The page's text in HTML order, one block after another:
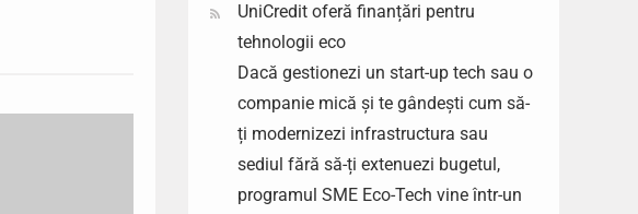
UniCredit oferă finanțări pentru
tehnologii eco
Dacă gestionezi un start-up tech sau o
companie mică și te gândești cum să-
ți modernizezi infrastructura sau
sediul fără să-ți extenuezi bugetul,
programul SME Eco-Tech vine într-un